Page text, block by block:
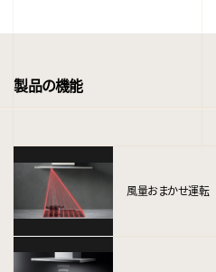
製品の機能
風量おまかせ運転